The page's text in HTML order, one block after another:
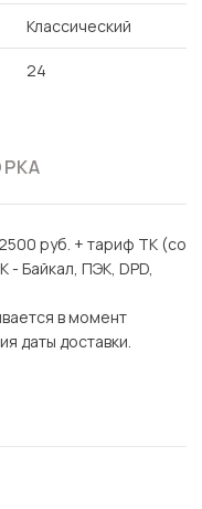
Классический
24
руб. + тариф ТК (со
- Байкал, ПЭК, DPD,
в момент
даты доставки.